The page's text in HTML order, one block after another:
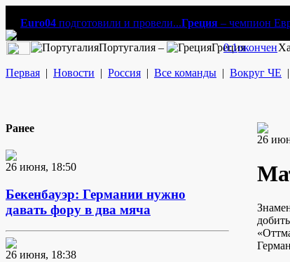
Euro04 подготовили и провели...Греция – чемпион
Португалия – Греция
0:1окончен
Первая | Новости | Россия | Все команды | Вокруг ЧЕ |
Ранее
26 июня, 18:50
Бекенбауэр: Германии нужно
давать фору в два мяча
26 июня, 18:38
26